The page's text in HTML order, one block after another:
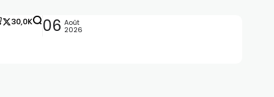
30,0K 06 Août
2026